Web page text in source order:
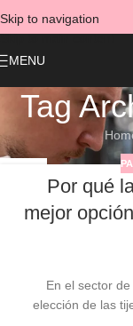
Skip to navigation
Skip to main content
MENU
Tag
Por qué
mejor
En el sector
elección de las